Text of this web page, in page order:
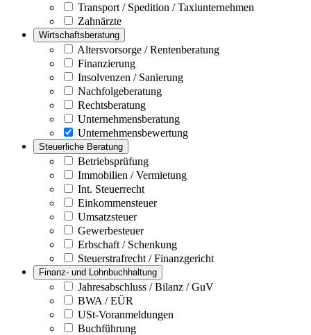
Transport / Spedition / Taxiunternehmen
Zahnärzte
Wirtschaftsberatung
Altersvorsorge / Rentenberatung
Finanzierung
Insolvenzen / Sanierung
Nachfolgeberatung
Rechtsberatung
Unternehmensberatung
Unternehmensbewertung
Steuerliche Beratung
Betriebsprüfung
Immobilien / Vermietung
Int. Steuerrecht
Einkommensteuer
Umsatzsteuer
Gewerbesteuer
Erbschaft / Schenkung
Steuerstrafrecht / Finanzgericht
Finanz- und Lohnbuchhaltung
Jahresabschluss / Bilanz / GuV
BWA / EÜR
USt-Voranmeldungen
Buchführung